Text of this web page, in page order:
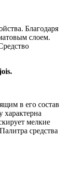
Благодаря
слоем.
в его состав
характерна
мелкие
средства